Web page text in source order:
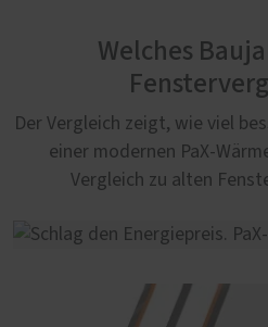
Welches
Der Vergleich zeigt, wie viel
einer modernen PaX-
Vergleich zu alten